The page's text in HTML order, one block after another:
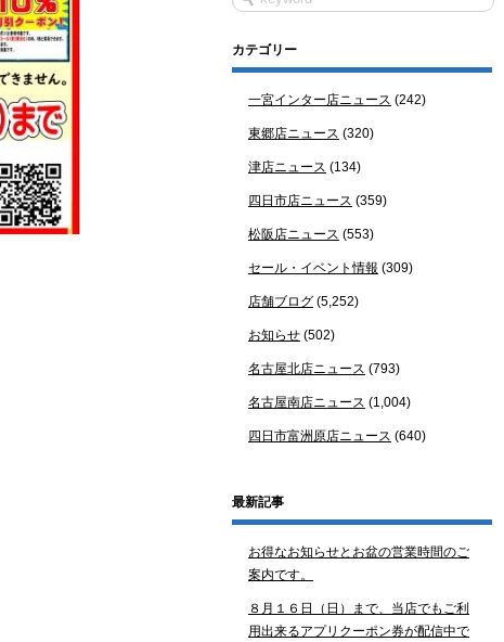
カテゴリー
一宮インター店ニュース (242)
東郷店ニュース (320)
津店ニュース (134)
四日市店ニュース (359)
松阪店ニュース (553)
セール・イベント情報 (309)
店舗ブログ (5,252)
お知らせ (502)
名古屋北店ニュース (793)
名古屋南店ニュース (1,004)
四日市富洲原店ニュース (640)
最新記事
お得なお知らせとお盆の営業時間のご
案内です。
８月１６日（日）まで、当店でもご利
用出来るアプリクーポン券が配信中で